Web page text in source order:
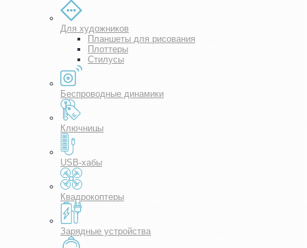
Для художников
Планшеты для рисования
Плоттеры
Стилусы
Беспроводные динамики
Ключницы
USB-хабы
Квадрокоптеры
Зарядные устройства